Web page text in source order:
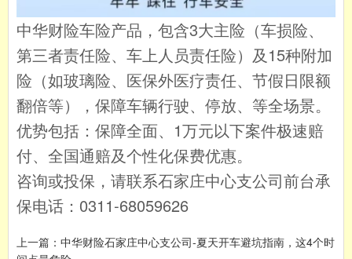
中华财险车险产品，包含3大主险（车损险、
第三者责任险、车上人员责任险）及15种附加
险（如玻璃险、医保外医疗责任、节假日限额
翻倍等），保障车辆行驶、停放、等全场景。
优势包括：保障全面、1万元以下案件极速赔
付、全国通赔及个性化保费优惠。
咨询或投保，请联系石家庄中心支公司前台承
保电话：0311-68059626
上一篇：中华财险石家庄中心支公司-夏天开车避坑指南，这4个时